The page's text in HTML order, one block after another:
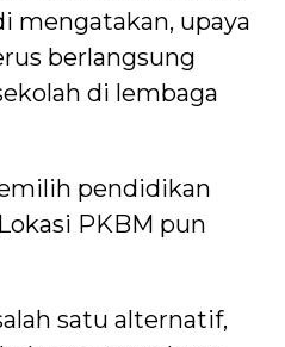
mengatakan, upaya
berlangsung
di lembaga
pendidikan
PKBM pun
satu alternatif,